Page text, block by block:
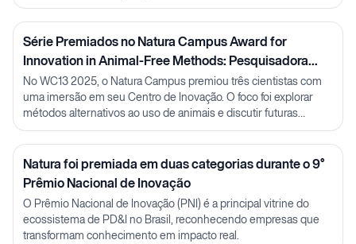
Série Premiados no Natura Campus Award for
Innovation in Animal-Free Methods: Pesquisadora
Julia Carnelós
No WC13 2025, o Natura Campus premiou três cientistas com
uma imersão em seu Centro de Inovação. O foco foi explorar
métodos alternativos ao uso de animais e discutir futuras
parcerias em P&D.
Natura foi premiada em duas categorias durante o 9°
Prêmio Nacional de Inovação
O Prêmio Nacional de Inovação (PNI) é a principal vitrine do
ecossistema de PD&I no Brasil, reconhecendo empresas que
transformam conhecimento em impacto real.